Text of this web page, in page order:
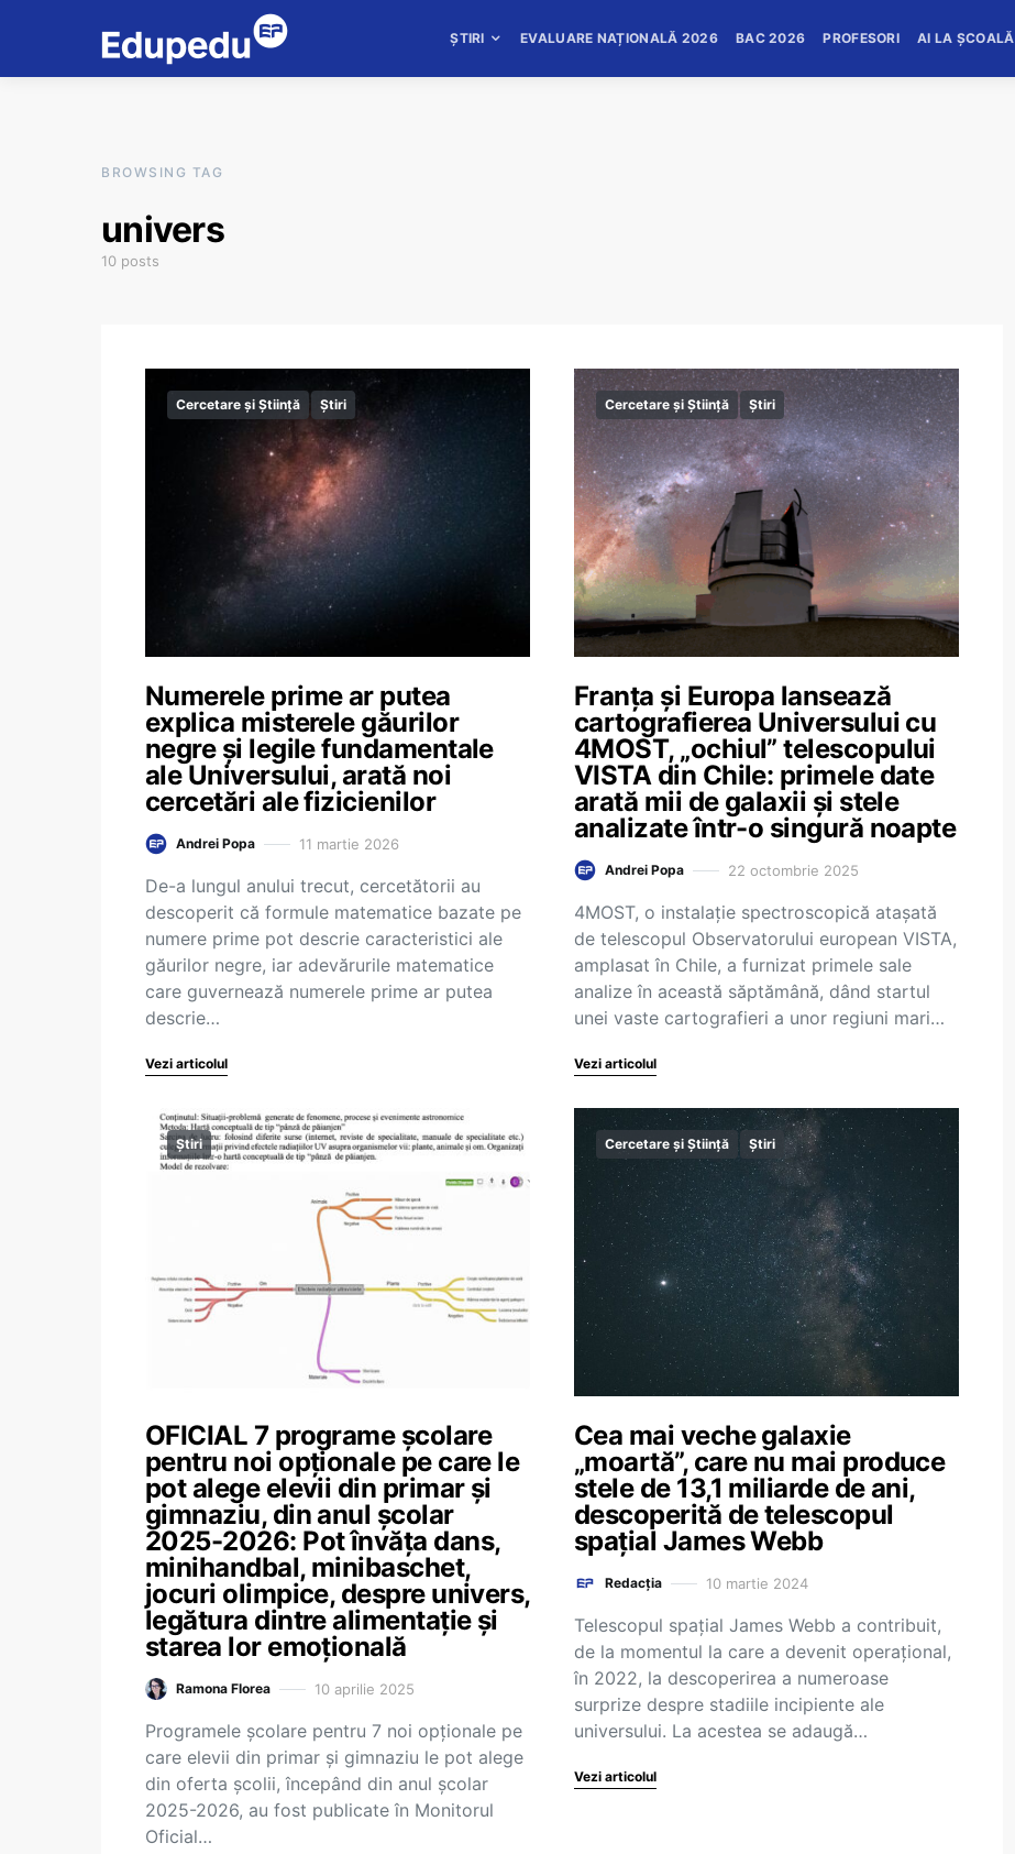
ȘTIRI EVALUARE NAȚIONALĂ 2026 BAC 2026 PROFESORI AI LA ȘCOALĂ
BROWSING TAG
univers
10 posts
Cercetare și Știință Știri
Numerele prime ar putea
explica misterele găurilor
negre și legile fundamentale
ale Universului, arată noi
cercetări ale fizicienilor
Andrei Popa 11 martie 2026
De-a lungul anului trecut, cercetătorii au
descoperit că formule matematice bazate pe
numere prime pot descrie caracteristici ale
găurilor negre, iar adevărurile matematice
care guvernează numerele prime ar putea
descrie…
Vezi articolul
Cercetare și Știință Știri
Franța și Europa lansează
cartografierea Universului cu
4MOST, „ochiul” telescopului
VISTA din Chile: primele date
arată mii de galaxii și stele
analizate într-o singură noapte
Andrei Popa 22 octombrie 2025
4MOST, o instalație spectroscopică atașată
de telescopul Observatorului european VISTA,
amplasat în Chile, a furnizat primele sale
analize în această săptămână, dând startul
unei vaste cartografieri a unor regiuni mari…
Vezi articolul
Știri
OFICIAL 7 programe școlare
pentru noi opționale pe care le
pot alege elevii din primar și
gimnaziu, din anul școlar
2025-2026: Pot învăța dans,
minihandbal, minibaschet,
jocuri olimpice, despre univers,
legătura dintre alimentație și
starea lor emoțională
Ramona Florea 10 aprilie 2025
Programele școlare pentru 7 noi opționale pe
care elevii din primar și gimnaziu le pot alege
din oferta școlii, începând din anul școlar
2025-2026, au fost publicate în Monitorul
Oficial…
Cercetare și Știință Știri
Cea mai veche galaxie
„moartă”, care nu mai produce
stele de 13,1 miliarde de ani,
descoperită de telescopul
spațial James Webb
Redacția 10 martie 2024
Telescopul spaţial James Webb a contribuit,
de la momentul la care a devenit operaţional,
în 2022, la descoperirea a numeroase
surprize despre stadiile incipiente ale
universului. La acestea se adaugă…
Vezi articolul